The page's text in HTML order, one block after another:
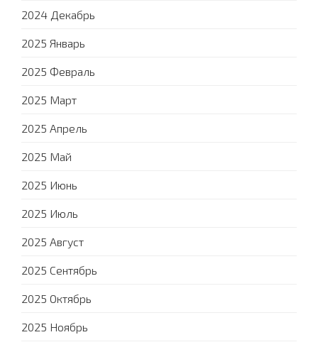
2024 Декабрь
2025 Январь
2025 Февраль
2025 Март
2025 Апрель
2025 Май
2025 Июнь
2025 Июль
2025 Август
2025 Сентябрь
2025 Октябрь
2025 Ноябрь